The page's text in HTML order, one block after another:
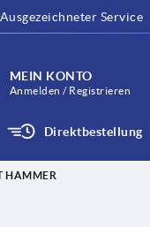
Ausgezeichneter Service
MEIN KONTO
Anmelden / Registrieren
Direktbestellung
HAMMER